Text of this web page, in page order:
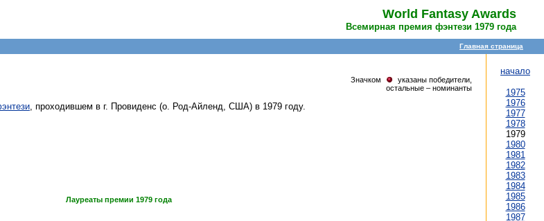
World Fantasy Awards
Всемирная премия фэнтези 1979 года
Главная страница
Значком
указаны победители,
остальные – номинанты
, проходившем в г. Провиденс (о. Род-Айленд, США) в 1979 году.
Лауреаты премии 1979 года
начало
1975
1976
1977
1978
1979
1980
1981
1982
1983
1984
1985
1986
1987